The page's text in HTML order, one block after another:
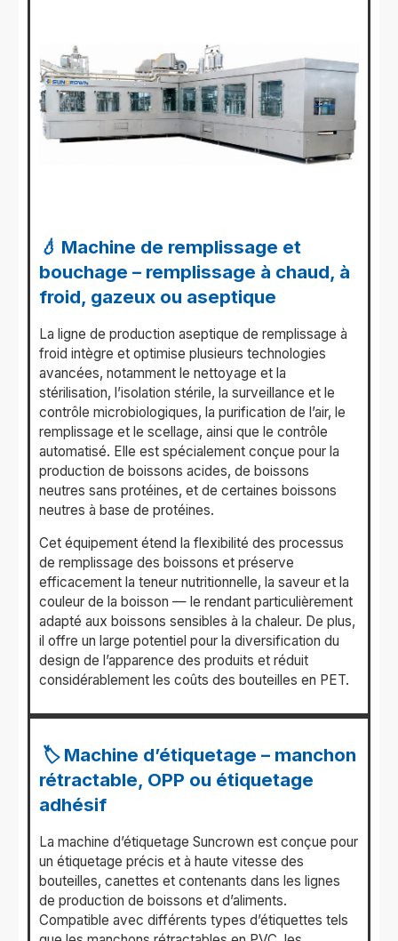
💧 Machine de remplissage et
bouchage – remplissage à chaud, à
froid, gazeux ou aseptique
La ligne de production aseptique de remplissage à
froid intègre et optimise plusieurs technologies
avancées, notamment le nettoyage et la
stérilisation, l’isolation stérile, la surveillance et le
contrôle microbiologiques, la purification de l’air, le
remplissage et le scellage, ainsi que le contrôle
automatisé. Elle est spécialement conçue pour la
production de boissons acides, de boissons
neutres sans protéines, et de certaines boissons
neutres à base de protéines.
Cet équipement étend la flexibilité des processus
de remplissage des boissons et préserve
efficacement la teneur nutritionnelle, la saveur et la
couleur de la boisson — le rendant particulièrement
adapté aux boissons sensibles à la chaleur. De plus,
il offre un large potentiel pour la diversification du
design de l’apparence des produits et réduit
considérablement les coûts des bouteilles en PET.
🏷️ Machine d’étiquetage – manchon
rétractable, OPP ou étiquetage
adhésif
La machine d’étiquetage Suncrown est conçue pour
un étiquetage précis et à haute vitesse des
bouteilles, canettes et contenants dans les lignes
de production de boissons et d’aliments.
Compatible avec différents types d’étiquettes tels